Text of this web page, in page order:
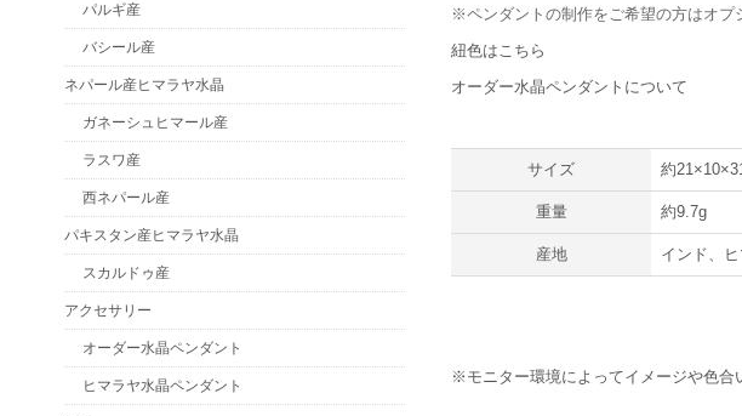
※ペンダントの制作をご希望の方はオプ
紐色はこちら
オーダー水晶ペンダントについて
サイズ 約
重量 約9.7g
産地 インド、
※モニター環境によってイメージや色合
パルギ産
バシール産
ネパール産ヒマラヤ水晶
ガネーシュヒマール産
ラスワ産
西ネパール産
パキスタン産ヒマラヤ水晶
スカルドゥ産
アクセサリー
オーダー水晶ペンダント
ヒマラヤ水晶ペンダント